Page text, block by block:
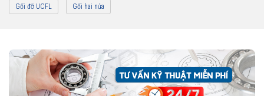
Gối đỡ UCFL Gối hai nửa